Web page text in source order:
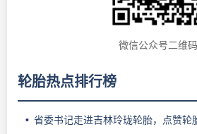
微信公众号二维码
轮胎热点排行榜
省委书记走进吉林玲珑轮胎，点赞轮